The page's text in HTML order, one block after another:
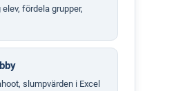
fördela grupper,
slumpvärden i Excel